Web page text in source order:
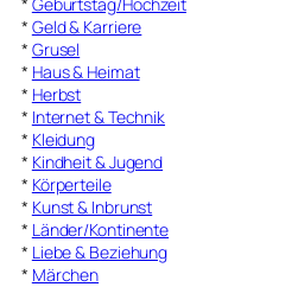
* Geld & Karriere
* Grusel
* Haus & Heimat
* Herbst
* Internet & Technik
* Kleidung
* Kindheit & Jugend
* Körperteile
* Kunst & Inbrunst
* Länder/Kontinente
* Liebe & Beziehung
* Märchen